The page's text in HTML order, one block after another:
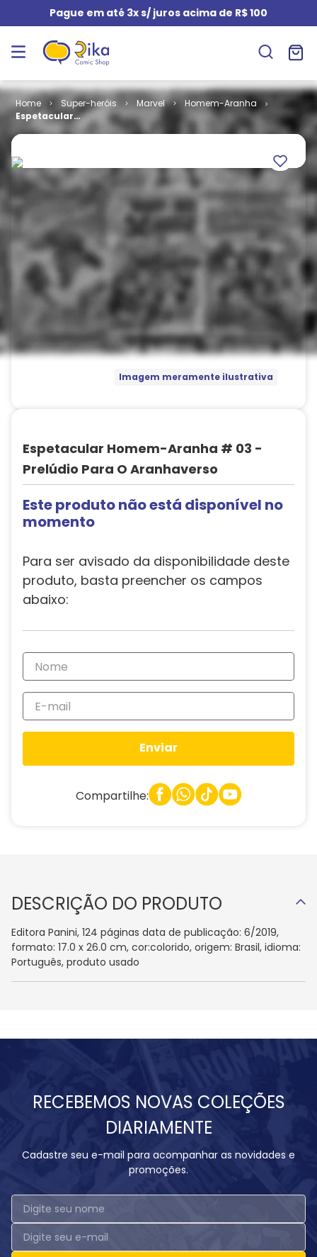
Pague em até 3x s/ juros acima de R$ 100
Super-heróis Marvel
Homem-Aranha
Espetacular
Homem-
Prelúdio para
o
Aranhaverso
Imagem meramente ilustrativa
Espetacular Homem-Aranha # 03 -
Prelúdio Para O Aranhaverso
Este produto não está disponível no
momento
Para ser avisado da disponibilidade deste
produto, basta preencher os campos
abaixo:
Enviar
Compartilhe:
DESCRIÇÃO DO PRODUTO
Editora Panini, 124 páginas data de publicação: 6/2019,
formato: 17.0 x 26.0 cm, cor:colorido, origem: Brasil, idioma:
Português, produto usado
RECEBEMOS NOVAS COLEÇÕES
DIARIAMENTE
Cadastre seu e-mail para acompanhar as novidades e
promoções.